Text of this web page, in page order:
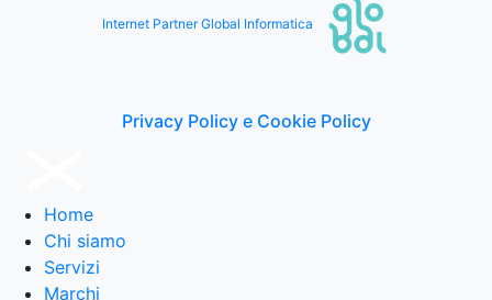
Internet Partner Global Informatica
Privacy Policy e Cookie Policy
Home
Chi siamo
Servizi
Marchi